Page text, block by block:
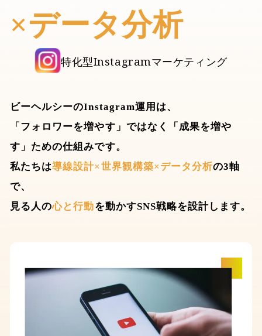
×データ分析
特化型Instagramマーケティング
ビーヘルシーのInstagram運用は、
「フォロワーを増やす」ではなく「成果を増や
す」ための仕組みです。
私たちは導線設計×世界観構築×データ分析の3軸
で、
見る人の心と行動を動かすSNS戦略を設計します。